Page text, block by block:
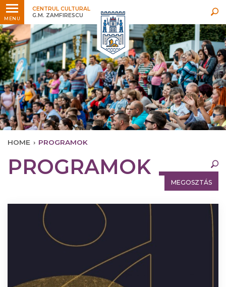
MENU
CENTRUL CULTURAL
G.M. ZAMFIRESCU
Legfrissebb
HOME › PROGRAMOK
Legfrissebb Bármikor
PROGRAMOK
MEGOSZTÁS